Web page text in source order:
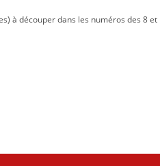
à découper dans les numéros des 8 et